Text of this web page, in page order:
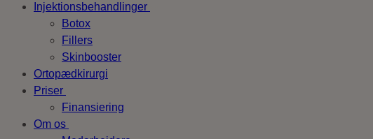
Injektionsbehandlinger
Botox
Fillers
Skinbooster
Ortopædkirurgi
Priser
Finansiering
Om os